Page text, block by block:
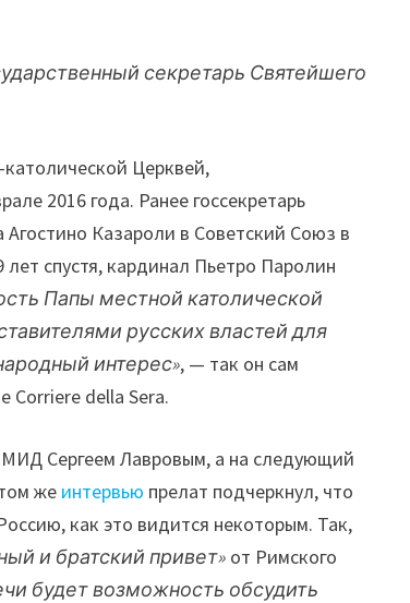
секретарь Святейшего
Церквей,
2016 года. Ранее госсекретарь
Казароли в Советский Союз в
спустя, кардинал Пьетро Паролин
Папы местной католической
русских властей для
интерес», — так он сам
Corriere della Sera.
МИД Сергеем Лавровым, а на следующий
же интервью прелат подчеркнул, что
как это видится некоторым. Так,
и братский привет» от Римского
будет возможность обсудить